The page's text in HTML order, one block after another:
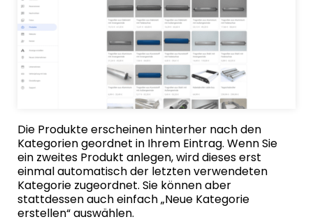
Die Produkte erscheinen hinterher nach den
Kategorien geordnet in Ihrem Eintrag. Wenn Sie
ein zweites Produkt anlegen, wird dieses erst
einmal automatisch der letzten verwendeten
Kategorie zugeordnet. Sie können aber
stattdessen auch einfach „Neue Kategorie
erstellen“ auswählen.